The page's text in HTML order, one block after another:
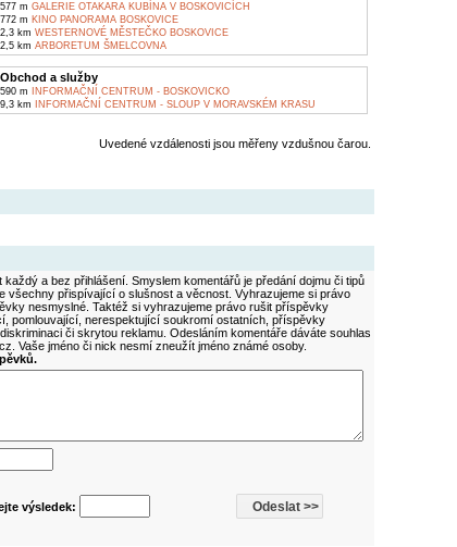
577 m GALERIE OTAKARA KUBÍNA V BOSKOVICÍCH
772 m KINO PANORAMA BOSKOVICE
2,3 km WESTERNOVÉ MĚSTEČKO BOSKOVICE
2,5 km ARBORETUM ŠMELCOVNA
Obchod a služby
590 m INFORMAČNÍ CENTRUM - BOSKOVICKO
9,3 km INFORMAČNÍ CENTRUM - SLOUP V MORAVSKÉM KRASU
Uvedené vzdálenosti jsou měřeny vzdušnou čarou.
a bez přihlášení. Smyslem komentářů je předání dojmu či tipů
všechny přispívající o slušnost a věcnost. Vyhrazujeme si právo
nesmyslné. Taktéž si vyhrazujeme právo rušit příspěvky
pomlouvající, nerespektující soukromí ostatních, příspěvky
či skrytou reklamu. Odesláním komentáře dáváte souhlas
Vaše jméno či nick nesmí zneužít jméno známé osoby.
výsledek: